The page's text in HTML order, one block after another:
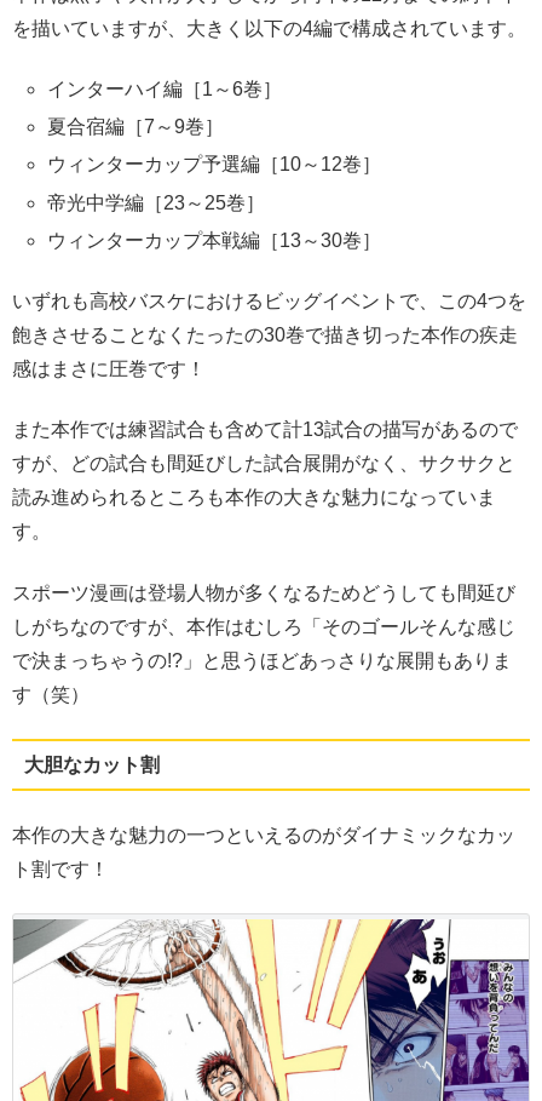
を描いていますが、大きく以下の4編で構成されています。
インターハイ編［1～6巻］
夏合宿編［7～9巻］
ウィンターカップ予選編［10～12巻］
帝光中学編［23～25巻］
ウィンターカップ本戦編［13～30巻］
いずれも高校バスケにおけるビッグイベントで、この4つを
飽きさせることなくたったの30巻で描き切った本作の疾走
感はまさに圧巻です！
また本作では練習試合も含めて計13試合の描写があるので
すが、どの試合も間延びした試合展開がなく、サクサクと
読み進められるところも本作の大きな魅力になっていま
す。
スポーツ漫画は登場人物が多くなるためどうしても間延び
しがちなのですが、本作はむしろ「そのゴールそんな感じ
で決まっちゃうの!?」と思うほどあっさりな展開もありま
す（笑）
大胆なカット割
本作の大きな魅力の一つといえるのがダイナミックなカッ
ト割です！